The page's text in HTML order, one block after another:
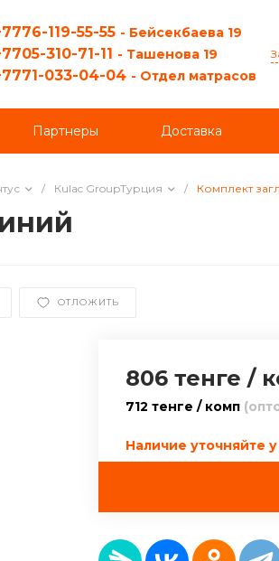
119-55-55 - Бейсекбаева 19
310-71-11 - Ташенова 19
033-04-04 - Отдел матрасов
Партнеры Доставка
/ Кulac GroupТурция / Комплект
ОТЛОЖИТЬ
806 тенге /
712 тенге / комп
Наличие уточняйте